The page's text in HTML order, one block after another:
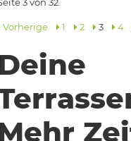
Vorherige 1 2 3 4